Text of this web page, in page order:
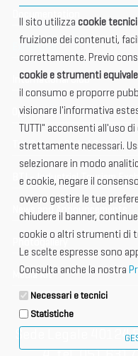
Exhibitors
International Club
Open Hub
Tax & Legal Global Services
BTI - Industrial Tourism
News and Announcements
Photogallery
Media Kit
Sede Legale 40124
Il sito utilizza cookie tecnici
fruizione dei contenuti,
correttamente. Previo
cookie e strumenti
il consumo e proporre
visionare l'informativa
TUTTI" acconsenti all'uso
strettamente necessari. Usa
selezionare in modo
e cookie, negare il
ovvero gestire le tue
chiudere il banner,
cookie o altri strumenti di
Le scelte espresse sono
Consulta anche la nostra
Necessari e tecnici
Statistiche